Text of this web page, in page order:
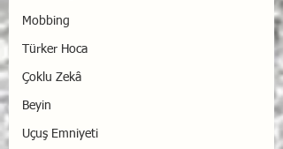
Mobbing
Türker Hoca
Çoklu Zekâ
Beyin
Uçuş Emniyeti